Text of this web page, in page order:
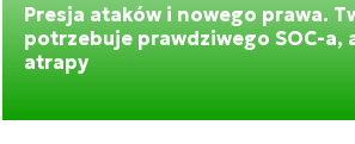
Presja ataków i nowego prawa.
potrzebuje prawdziwego SOC-a,
atrapy